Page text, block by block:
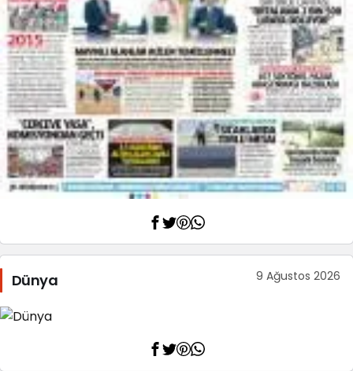
Dünya 9 Ağustos 2026